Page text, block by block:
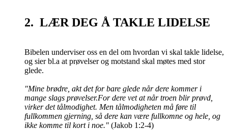
2. LÆR DEG Å TAKLE LIDELSE
Bibelen underviser oss en del om hvordan vi skal takle lidelse,
og sier bl.a at prøvelser og motstand skal møtes med stor
glede.
"Mine brødre, akt det for bare glede når dere kommer i
mange slags prøvelser.For dere vet at når troen blir prøvd,
virker det tålmodighet. Men tålmodigheten må føre til
fullkommen gjerning, så dere kan være fullkomne og hele, og
ikke komme til kort i noe." (Jakob 1:2-4)